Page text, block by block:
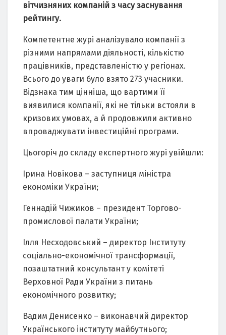
вітчизняних компаній з часу заснування
рейтингу.
Компетентне журі аналізувало компанії з
різними напрямами діяльності, кількістю
працівників, представленістю у регіонах.
Всього до уваги було взято 273 учасники.
Відзнака тим цінніша, що вартими її
виявилися компанії, які не тільки встояли в
кризових умовах, а й продовжили активно
впроваджувати інвестиційні програми.
Цьогоріч до складу експертного журі увійшли:
Ірина Новікова – заступниця міністра
економіки України;
Геннадій Чижиков – президент Торгово-
промислової палати України;
Ілля Несходовський – директор Інституту
соціально-економічної трансформації,
позаштатний консультант у комітеті
Верховної Ради України з питань
економічного розвитку;
Вадим Денисенко – виконавчий директор
Українського інституту майбутнього;